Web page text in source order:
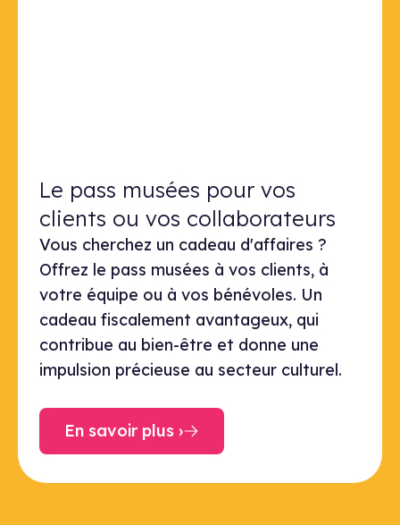
Le pass musées pour vos clients
Le pass musées pour vos
clients ou vos collaborateurs
Vous cherchez un cadeau d'affaires ?
Offrez le pass musées à vos clients, à
votre équipe ou à vos bénévoles. Un
cadeau fiscalement avantageux, qui
contribue au bien-être et donne une
impulsion précieuse au secteur culturel.
En savoir plus ›